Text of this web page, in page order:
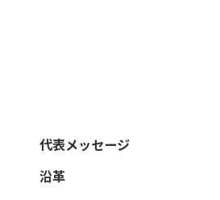
代表メッセージ
沿革